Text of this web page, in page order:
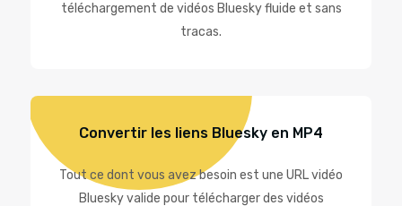
téléchargement de vidéos Bluesky fluide et sans
tracas.
Convertir les liens Bluesky en MP4
Tout ce dont vous avez besoin est une URL vidéo
Bluesky valide pour télécharger des vidéos